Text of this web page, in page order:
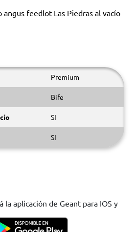
angus feedlot Las Piedras al vacío
Premium
Bife
SI
SI
la aplicación de Geant para IOS y